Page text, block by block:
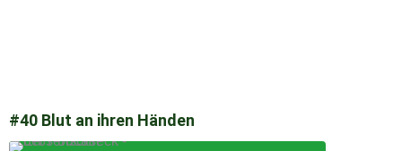
#40 Blut an ihren Händen